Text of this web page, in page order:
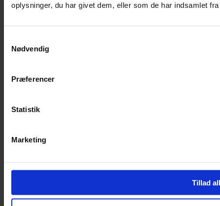
oplysninger, du har givet dem, eller som de har indsamlet
Nødvendig
Præferencer
Statistik
Marketing
Tillad
Facebook-f Instagram
Handelsbetingelser
Handelsbetingelser
Om Yarn Every Wear
Mandag – Fredag 10:00 – 17:30